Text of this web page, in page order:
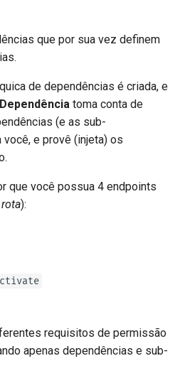
que por sua vez definem
de dependências é criada, e
toma conta de
(e as sub-
e provê (injeta) os
que você possua 4 endpoints
):
requisitos de permissão
apenas dependências e sub-